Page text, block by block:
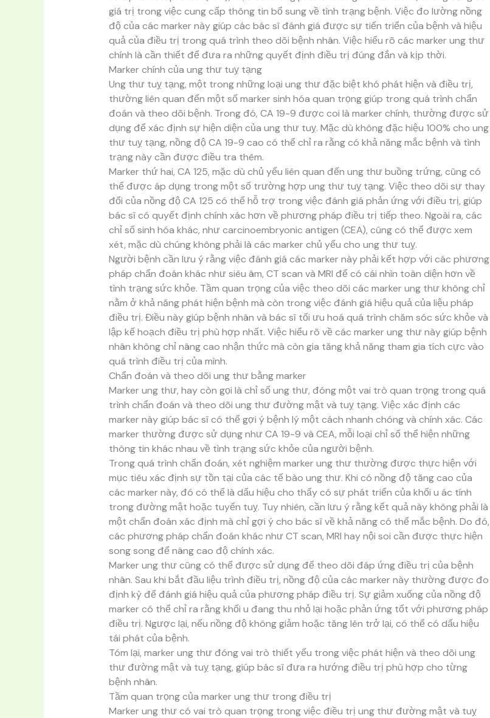
giá trị trong việc cung cấp thông tin bổ sung về tình trạng bệnh. Việc đo lường nồng
độ của các marker này giúp các bác sĩ đánh giá được sự tiến triển của bệnh và hiệu
quả của điều trị trong quá trình theo dõi bệnh nhân. Việc hiểu rõ các marker ung thư
chính là cần thiết để đưa ra những quyết định điều trị đúng đắn và kịp thời.
Marker chính của ung thư tuỵ tạng
Ung thư tuỵ tạng, một trong những loại ung thư đặc biệt khó phát hiện và điều trị,
thường liên quan đến một số marker sinh hóa quan trọng giúp trong quá trình chẩn
đoán và theo dõi bệnh. Trong đó, CA 19-9 được coi là marker chính, thường được sử
dụng để xác định sự hiện diện của ung thư tuỵ. Mặc dù không đặc hiệu 100% cho ung
thư tuỵ tạng, nồng độ CA 19-9 cao có thể chỉ ra rằng có khả năng mắc bệnh và tình
trạng này cần được điều tra thêm.
Marker thứ hai, CA 125, mặc dù chủ yếu liên quan đến ung thư buồng trứng, cũng có
thể được áp dụng trong một số trường hợp ung thư tuỵ tạng. Việc theo dõi sự thay
đổi của nồng độ CA 125 có thể hỗ trợ trong việc đánh giá phản ứng với điều trị, giúp
bác sĩ có quyết định chính xác hơn về phương pháp điều trị tiếp theo. Ngoài ra, các
chỉ số sinh hóa khác, như carcinoembryonic antigen (CEA), cũng có thể được xem
xét, mặc dù chúng không phải là các marker chủ yếu cho ung thư tuỵ.
Người bệnh cần lưu ý rằng việc đánh giá các marker này phải kết hợp với các phương
pháp chẩn đoán khác như siêu âm, CT scan và MRI để có cái nhìn toàn diện hơn về
tình trạng sức khỏe. Tầm quan trọng của việc theo dõi các marker ung thư không chỉ
nằm ở khả năng phát hiện bệnh mà còn trong việc đánh giá hiệu quả của liệu pháp
điều trị. Điều này giúp bệnh nhân và bác sĩ tối ưu hoá quá trình chăm sóc sức khỏe và
lập kế hoạch điều trị phù hợp nhất. Việc hiểu rõ về các marker ung thư này giúp bệnh
nhân không chỉ nâng cao nhận thức mà còn gia tăng khả năng tham gia tích cực vào
quá trình điều trị của mình.
Chẩn đoán và theo dõi ung thư bằng marker
Marker ung thư, hay còn gọi là chỉ số ung thư, đóng một vai trò quan trọng trong quá
trình chẩn đoán và theo dõi ung thư đường mật và tuỵ tạng. Việc xác định các
marker này giúp bác sĩ có thể gợi ý bệnh lý một cách nhanh chóng và chính xác. Các
marker thường được sử dụng như CA 19-9 và CEA, mỗi loại chỉ số thể hiện những
thông tin khác nhau về tình trạng sức khỏe của người bệnh.
Trong quá trình chẩn đoán, xét nghiệm marker ung thư thường được thực hiện với
mục tiêu xác định sự tồn tại của các tế bào ung thư. Khi có nồng độ tăng cao của
các marker này, đó có thể là dấu hiệu cho thấy có sự phát triển của khối u ác tính
trong đường mật hoặc tuyến tuỵ. Tuy nhiên, cần lưu ý rằng kết quả này không phải là
một chẩn đoán xác định mà chỉ gợi ý cho bác sĩ về khả năng có thể mắc bệnh. Do đó,
các phương pháp chẩn đoán khác như CT scan, MRI hay nội soi cần được thực hiện
song song để nâng cao độ chính xác.
Marker ung thư cũng có thể được sử dụng để theo dõi đáp ứng điều trị của bệnh
nhân. Sau khi bắt đầu liệu trình điều trị, nồng độ của các marker này thường được đo
định kỳ để đánh giá hiệu quả của phương pháp điều trị. Sự giảm xuống của nồng độ
marker có thể chỉ ra rằng khối u đang thu nhỏ lại hoặc phản ứng tốt với phương pháp
điều trị. Ngược lại, nếu nồng độ không giảm hoặc tăng lên trở lại, có thể có dấu hiệu
tái phát của bệnh.
Tóm lại, marker ung thư đóng vai trò thiết yếu trong việc phát hiện và theo dõi ung
thư đường mật và tuỵ tạng, giúp bác sĩ đưa ra hướng điều trị phù hợp cho từng
bệnh nhân.
Tầm quan trọng của marker ung thư trong điều trị
Marker ung thư có vai trò quan trọng trong việc điều trị ung thư đường mật và tuỵ